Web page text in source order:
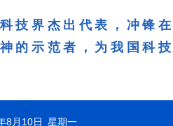
技界杰出代表，冲锋
的示范者，为我国科
8月10日 星期一